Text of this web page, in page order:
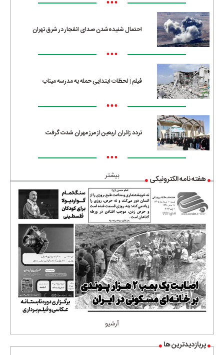
احتمال شنیده‌شدن صدای انفجار در شرق تهران
•••
فیلم | لحظات ابتدایی حمله به مدرسه میناب
•••
تردد زائران اربعین از مرز مهران شدت گرفت
•••
بیشتر هفته نامه الکترونیکی
آرشیو
پربازدیدترین ها